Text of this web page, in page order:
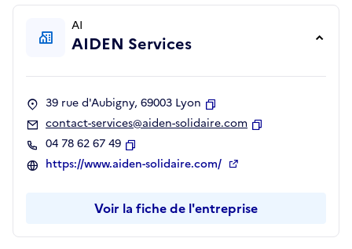
AI
AIDEN Services
39 rue d'Aubigny, 69003 Lyon
Copier
contact-services@aiden-solidaire.com
04 78 62 67 49
Copier
https://www.aiden-solidaire.com/
Voir la fiche de l'entreprise